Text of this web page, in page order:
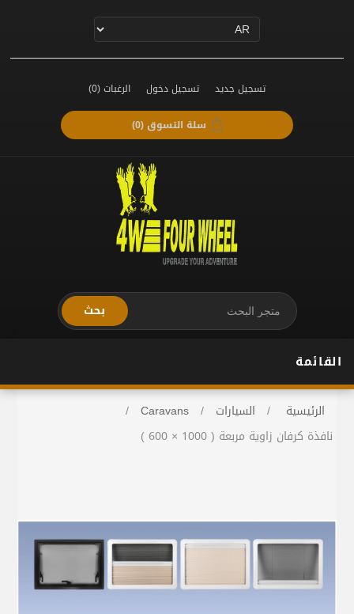
تسجيل جديد تسجيل دخول الرغبات(0)
سلة التسوق(0)
بحث
القائمة
الرئيسية / السيارات /
Caravans
/
نافذة كرفان زاوية مربعة ( 1000 × 600 )